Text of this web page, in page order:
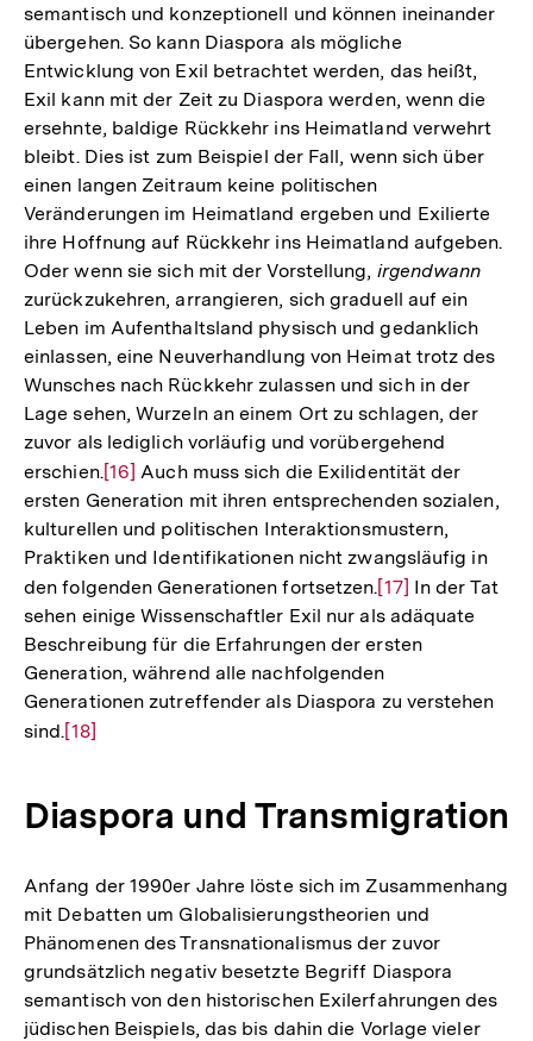
semantisch und konzeptionell und können ineinander
übergehen. So kann Diaspora als mögliche
Entwicklung von Exil betrachtet werden, das heißt,
Exil kann mit der Zeit zu Diaspora werden, wenn die
ersehnte, baldige Rückkehr ins Heimatland verwehrt
bleibt. Dies ist zum Beispiel der Fall, wenn sich über
einen langen Zeitraum keine politischen
Veränderungen im Heimatland ergeben und Exilierte
ihre Hoffnung auf Rückkehr ins Heimatland aufgeben.
Oder wenn sie sich mit der Vorstellung, irgendwann
zurückzukehren, arrangieren, sich graduell auf ein
Leben im Aufenthaltsland physisch und gedanklich
einlassen, eine Neuverhandlung von Heimat trotz des
Wunsches nach Rückkehr zulassen und sich in der
Lage sehen, Wurzeln an einem Ort zu schlagen, der
zuvor als lediglich vorläufig und vorübergehend
erschien.Zur
Auflösung
der
Fußnote
[16] Auch muss sich die Exilidentität der
ersten Generation mit ihren entsprechenden sozialen,
kulturellen und politischen Interaktionsmustern,
Praktiken und Identifikationen nicht zwangsläufig in
den folgenden Generationen fortsetzen.Zur
Auflösung
der
Fußnote
[17] In der Tat
sehen einige Wissenschaftler Exil nur als adäquate
Beschreibung für die Erfahrungen der ersten
Generation, während alle nachfolgenden
Generationen zutreffender als Diaspora zu verstehen
sind.Zur
Fußnote
[18]
Diaspora und Transmigration
Anfang der 1990er Jahre löste sich im Zusammenhang
mit Debatten um Globalisierungstheorien und
Phänomenen des Transnationalismus der zuvor
grundsätzlich negativ besetzte Begriff Diaspora
semantisch von den historischen Exilerfahrungen des
jüdischen Beispiels, das bis dahin die Vorlage vieler